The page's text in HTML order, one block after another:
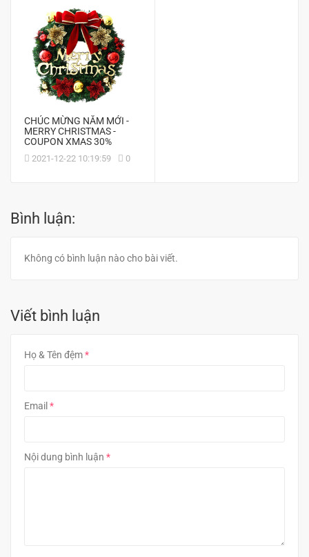
CHÚC MỪNG NĂM MỚI -
MERRY CHRISTMAS -
COUPON XMAS 30%
2021-12-22 10:19:59 0
Bình luận:
Không có bình luận nào cho bài viết.
Viết bình luận
Họ & Tên đệm
Email
Nội dung bình luận